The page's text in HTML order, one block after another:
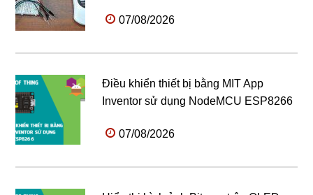
07/08/2026
Điều khiển thiết bị bằng MIT App
Inventor sử dụng NodeMCU ESP8266
07/08/2026